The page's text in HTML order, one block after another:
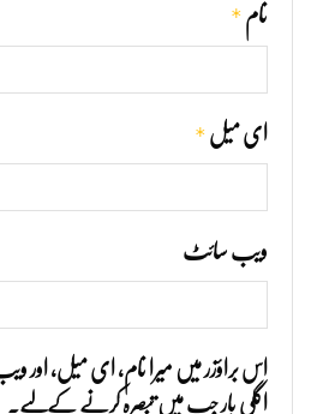
نام *
ای میل *
ویب‌ سائٹ
اس براؤزر میں میرا نام، ای میل، اور
اگلی بار جب میں تبصرہ کرنے کےلیے۔